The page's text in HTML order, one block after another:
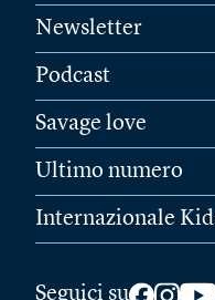
Newsletter
Podcast
Savage love
Ultimo numero
Internazionale
Seguici su